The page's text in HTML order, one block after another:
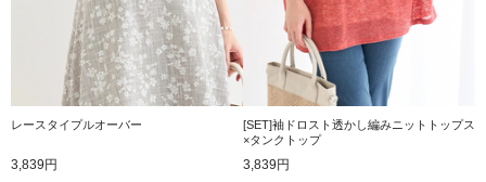
レースタイプルオーバー
3,839円
[SET]袖ドロスト透かし編みニットトップス
×タンクトップ
3,839円